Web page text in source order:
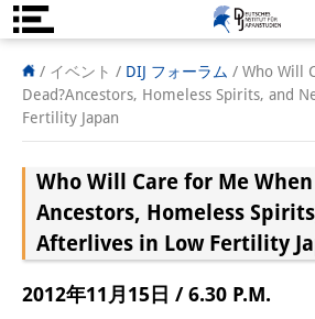
DIJ案内
研究所の概要
執行部
リサーチ・チーム
学術誌・サイエンス
日本語
/ イベント / DIJ フォーラム / Who Will
Dead?Ancestors, Homeless Spirits, and
Fertility Japan
Who Will Care for Me
Ancestors, Homeless
Afterlives in Low Fertility
2012年11月15日 / 6.30 P.M.